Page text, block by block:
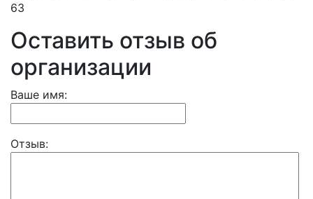
63
Оставить отзыв об
организации
Ваше имя:
Отзыв: